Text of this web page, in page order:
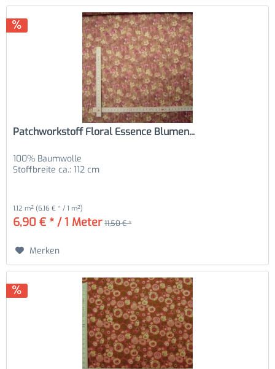
Patchworkstoff Floral Essence Blumen...
100% Baumwolle
Stoffbreite ca.: 112 cm
1.12 m² (6,16 € * / 1 m²)
6,90 € * / 1 Meter 11,50 € *
Merken